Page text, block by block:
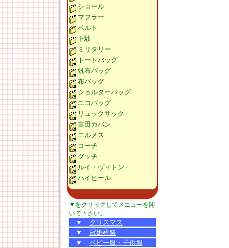
ショール
マフラー
ベルト
下駄
ミリタリー
トートバッグ
帆布バッグ
布バッグ
ショルダーバッグ
エコバッグ
リュックサック
吉田カバン
エルメス
コーチ
グッチ
ルイ・ヴィトン
ハイヒール
▼をクリックしてメニューを開
いて下さい。
▼
クリスマス
▼
冠婚葬祭
▼
ベビー服・子供服